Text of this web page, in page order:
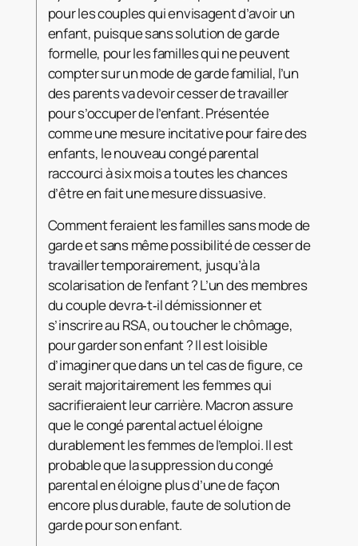
pour les couples qui envisagent d’avoir un
enfant, puisque sans solution de garde
formelle, pour les familles qui ne peuvent
compter sur un mode de garde familial, l’un
des parents va devoir cesser de travailler
pour s’occuper de l’enfant. Présentée
comme une mesure incitative pour faire des
enfants, le nouveau congé parental
raccourci à six mois a toutes les chances
d’être en fait une mesure dissuasive.
Comment feraient les familles sans mode de
garde et sans même possibilité de cesser de
travailler temporairement, jusqu’à la
scolarisation de l’enfant ? L’un des membres
du couple devra‑t‑il démissionner et
s’inscrire au RSA, ou toucher le chômage,
pour garder son enfant ? Il est loisible
d’imaginer que dans un tel cas de figure, ce
serait majoritairement les femmes qui
sacrifieraient leur carrière. Macron assure
que le congé parental actuel éloigne
durablement les femmes de l’emploi. Il est
probable que la suppression du congé
parental en éloigne plus d’une de façon
encore plus durable, faute de solution de
garde pour son enfant.